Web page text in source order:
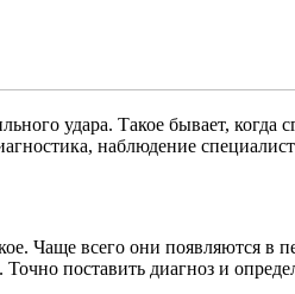
удара. Такое бывает,
наблюдение
Чаще всего они появляются
поставить диагноз и